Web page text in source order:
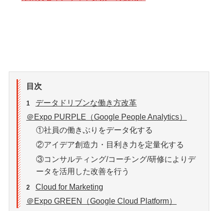
目次
1
データドリブンな働き方改革
＠Expo PURPLE（Google People Analytics）
①社員の働きぶりをデータ化する
②アイデア創造力・目利き力を定量化する
③コンサルティング/コーチング/研修によりデ
ータを活用した改善を行う
2
Cloud for Marketing
＠Expo GREEN（Google Cloud Platform）